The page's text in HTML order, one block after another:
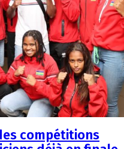
compétitions